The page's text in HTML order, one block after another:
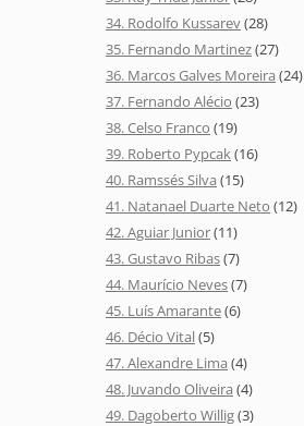
34. Rodolfo Kussarev(28)
35. Fernando Martinez(27)
36. Marcos Galves Moreira (24)
37. Fernando Alécio (23)
38. Celso Franco (19)
39. Roberto Pypcak(16)
40. Ramssés Silva (15)
41. Natanael Duarte Neto (12)
42. Aguiar Junior(11)
43. Gustavo Ribas(7)
44. Maurício Neves(7)
45. Luís Amarante(6)
46. Décio Vital(5)
47. Alexandre Lima (4)
48. Juvando Oliveira (4)
49. Dagoberto Willig(3)